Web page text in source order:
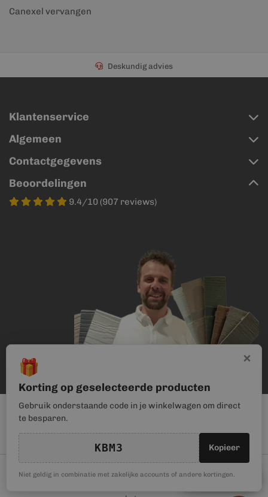
Canexel vervangen
Deskundig advies
Klantenservice
Algemeen
Contactgegevens
Beoordelingen
9.4/10 (907 reviews)
×
🎁
Korting op geselecteerde producten
Gebruik onderstaande code in je winkelwagen om direct
te besparen.
KBM3 Kopieer
Niet geldig in combinatie met zakelijke accounts of andere kortingen.
🎁Kortingscode
© Kunststof Bouwmateriaal | Magento webwinkel realisatie door